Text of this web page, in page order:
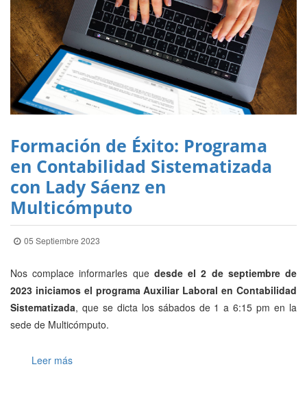
Formación de Éxito: Programa
en Contabilidad Sistematizada
con Lady Sáenz en
Multicómputo
05 Septiembre 2023
Nos complace informarles que desde el 2 de septiembre de
2023 iniciamos el programa Auxiliar Laboral en Contabilidad
Sistematizada, que se dicta los sábados de 1 a 6:15 pm en la
sede de Multicómputo.
Leer más